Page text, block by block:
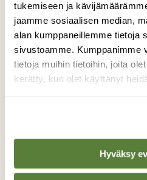
tukemiseen ja
jaamme sosiaalisen median,
alan kumppaneillemme tietoja
sivustoamme. Kumppanimme
tietoja muihin tietoihin, joita
kerätty, kun olet käyttänyt
Hyväksy
Pikkuvarpusemo
Valokuvaaja: Risto